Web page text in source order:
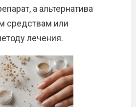
а альтернатива
средствам или
лечения.